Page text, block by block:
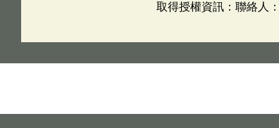
取得授權資訊：聯絡人